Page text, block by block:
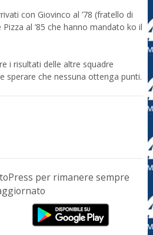
con Giovinco al ’78 (fratello di
al ’85 che hanno mandato ko il
i risultati delle altre squadre
sperare che nessuna ottenga punti.
per rimanere sempre